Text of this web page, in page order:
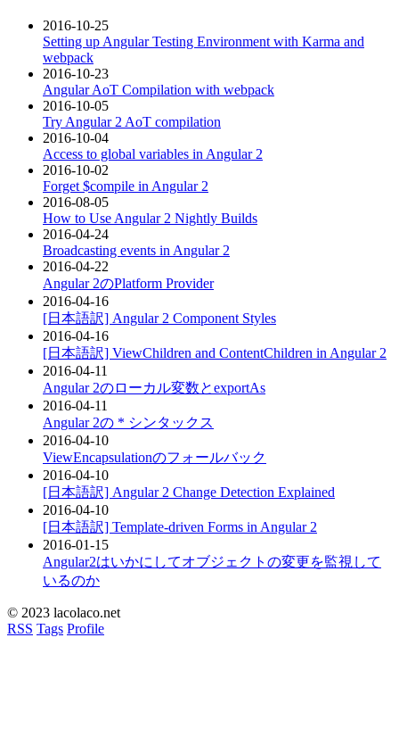
2016-10-25
Setting up Angular Testing Environment with Karma and
webpack
2016-10-23
Angular AoT Compilation with webpack
2016-10-05
Try Angular 2 AoT compilation
2016-10-04
Access to global variables in Angular 2
2016-10-02
Forget $compile in Angular 2
2016-08-05
How to Use Angular 2 Nightly Builds
2016-04-24
Broadcasting events in Angular 2
2016-04-22
Angular 2のPlatform Provider
2016-04-16
[日本語訳] Angular 2 Component Styles
2016-04-16
[日本語訳] ViewChildren and ContentChildren in Angular 2
2016-04-11
Angular 2のローカル変数とexportAs
2016-04-11
Angular 2の * シンタックス
2016-04-10
ViewEncapsulationのフォールバック
2016-04-10
[日本語訳] Angular 2 Change Detection Explained
2016-04-10
[日本語訳] Template-driven Forms in Angular 2
2016-01-15
Angular2はいかにしてオブジェクトの変更を監視して
いるのか
© 2023 lacolaco.net
RSS Tags Profile